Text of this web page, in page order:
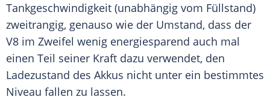
Tankgeschwindigkeit (unabhängig vom Füllstand)
zweitrangig, genauso wie der Umstand, dass der
V8 im Zweifel wenig energiesparend auch mal
einen Teil seiner Kraft dazu verwendet, den
Ladezustand des Akkus nicht unter ein bestimmtes
Niveau fallen zu lassen.